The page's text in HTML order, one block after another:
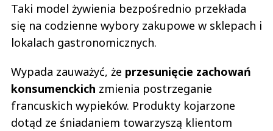
Taki model żywienia bezpośrednio przekłada
się na codzienne wybory zakupowe w sklepach i
lokalach gastronomicznych.
Wypada zauważyć, że przesunięcie zachowań
konsumenckich zmienia postrzeganie
francuskich wypieków. Produkty kojarzone
dotąd ze śniadaniem towarzyszą klientom